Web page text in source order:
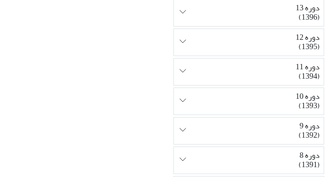
دوره 13
(1396)
دوره 12
(1395)
دوره 11
(1394)
دوره 10
(1393)
دوره 9
(1392)
دوره 8
(1391)